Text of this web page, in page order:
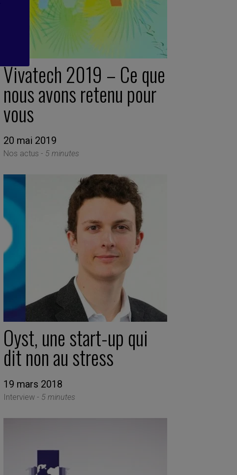
Vivatech 2019 – Ce que
nous avons retenu pour
vous
20 mai 2019
Nos actus - 5 minutes
Oyst, une start-up qui
dit non au stress
19 mars 2018
Interview - 5 minutes